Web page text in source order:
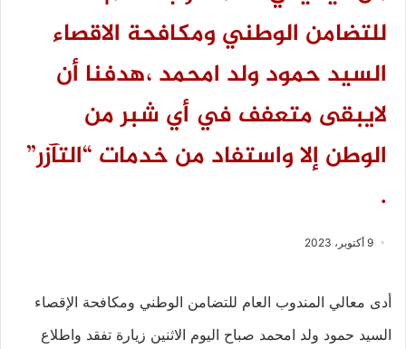
للتضامن الوطني ومكافحة الاقصاء
السيد حمود ولد امحمد ،هدفنا أن
لايبقى متعفف في أي شبر من
الوطن إلا واستفاد من خدمات “التآزر”
.
9 أكتوبر، 2023
أدى معالي المندوب العام للتضامن الوطني ومكافحة الإقصاء
السيد حمود ولد امحمد صباح اليوم الاثنين زيارة تفقد واطلاع